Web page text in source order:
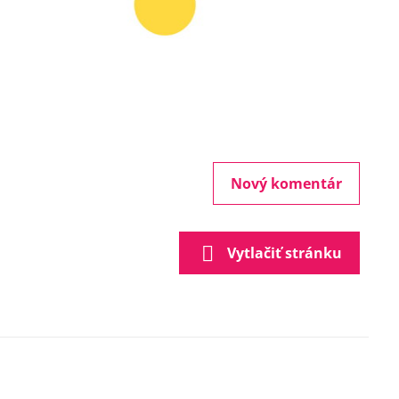
Nový komentár
Vytlačiť stránku